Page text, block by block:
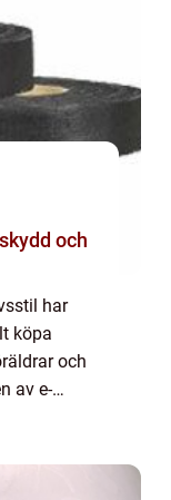
och
har
köpa
och
av e-